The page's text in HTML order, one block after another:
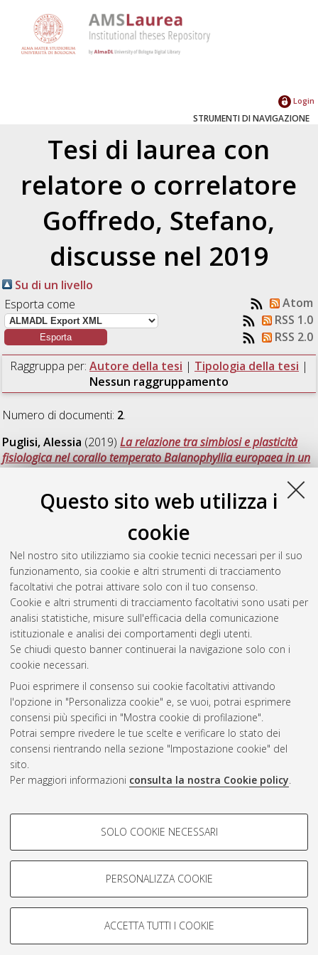
Questo sito web utilizza i
cookie
Nel nostro sito utilizziamo sia cookie tecnici necessari per il suo
funzionamento, sia cookie e altri strumenti di tracciamento
facoltativi che potrai attivare solo con il tuo consenso.
Cookie e altri strumenti di tracciamento facoltativi sono usati per
analisi statistiche, misure sull'efficacia della comunicazione
istituzionale e analisi dei comportamenti degli utenti.
Se chiudi questo banner continuerai la navigazione solo con i
cookie necessari.
Puoi esprimere il consenso sui cookie facoltativi attivando
l'opzione in "Personalizza cookie" e, se vuoi, potrai esprimere
consensi più specifici in "Mostra cookie di profilazione".
Potrai sempre rivedere le tue scelte e verificare lo stato dei
consensi rientrando nella sezione "Impostazione cookie" del
sito.
Per maggiori informazioni consulta la nostra Cookie policy.
COOKIE DI PROFILAZIONE -
Si tratta di cookie utilizzati per analizzare le caratteristiche della
navigazione degli utenti, creare profili in base al loro comportamento
Mostra cookie di profilazione
COOKIE TECNICI - NECESSARI
SOLO COOKIE NECESSARI
PERSONALIZZA COOKIE
ACCETTA TUTTI I COOKIE
Login
STRUMENTI DI NAVIGAZIONE
Tesi di laurea con
relatore o correlatore
Goffredo, Stefano,
discusse nel 2019
Su di un livello
Esporta come
Atom
RSS 1.0
RSS 2.0
Raggruppa per: Autore della tesi | Tipologia della tesi |
Nessun raggruppamento
Numero di documenti: 2.
Puglisi, Alessia (2019)La relazione tra simbiosi e plasticità
fisiologica nel corallo temperato Balanophyllia europaea in un
ambiente naturalmente acidificato.[Laurea magistrale],
Biologia marina [LM-
DM270] - Ravenna
(2019)Transcriptional profiles inferring
the Eastern Mediterranean Sea.[Laurea magistrale], Università
di Bologna, Corso di Studio inBiologia marina [LM-DM270] -
Ravenna
Questa lista e' stata generata ilSun Aug 9 09:32:54 2026
CEST
Atom
Rss 1.0
Rss 2.0
AMS Laurea
Impostazioni Cookie
Informativa sulla privacy
Condizioni d’uso del sito